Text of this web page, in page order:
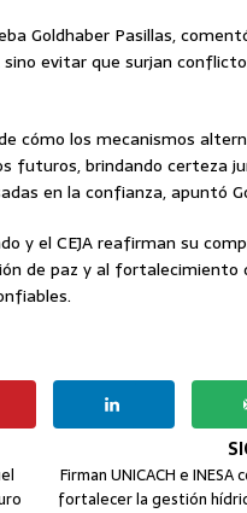
Goldhaber Pasillas,
evitar que surjan
cómo los mecanismos
futuros, brindando certeza
en la confianza, apuntó
y el CEJA reafirman su
de paz y al fortalecimiento
Firman UNICACH e INESA
fortalecer la gestión